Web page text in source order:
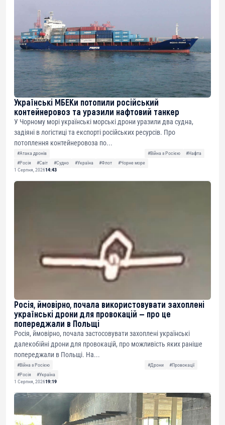
Українські МБЕКи потопили російський
контейнеровоз та уразили нафтовий танкер
У Чорному морі українські морські дрони уразили два судна,
задіяні в логістиці та експорті російських ресурсів. Про
потоплення контейнеровоза по...
#Атака дронів #Війна з Росією
#Нафта
#Росія
#Світ #Судно #Україна #Флот
#Чорне море
1 Серпня, 202614:43
Росія, ймовірно, почала використовувати захоплені
українські дрони для провокацій — про це
попереджали в Польщі
Росія, ймовірно, почала застосовувати захоплені українські
далекобійні дрони для провокацій, про можливість яких раніше
попереджали в Польщі. На...
#Війна з Росією #Дрони
#Провокації
#Росія
#Україна
1 Серпня, 202619:19